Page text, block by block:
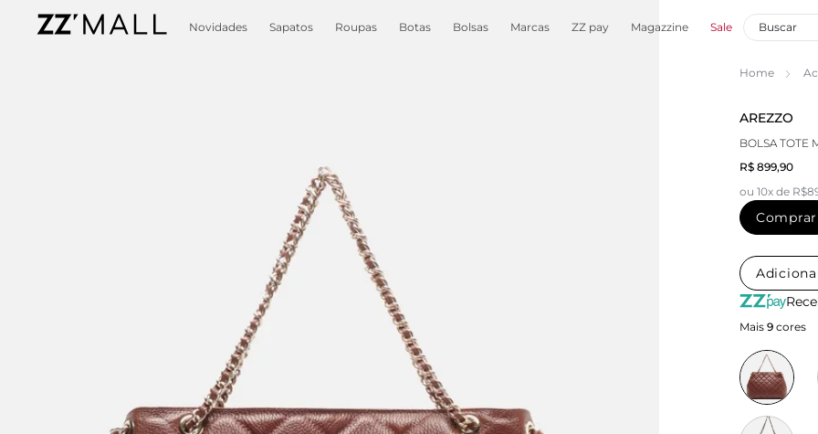
Novidades Sapatos Roupas Botas Bolsas Marcas ZZ pay Magazzine Sale
Home
AREZZO
BOLSA TOTE
R$ 899,90
ou 10x de
Comprar
Mais 9 cores